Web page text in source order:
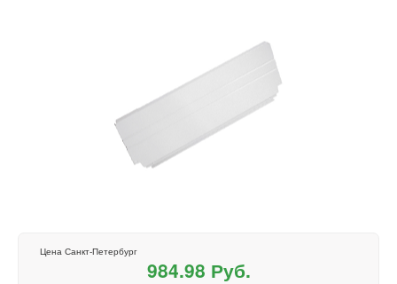
Цена Санкт-Петербург
984.98 Руб.